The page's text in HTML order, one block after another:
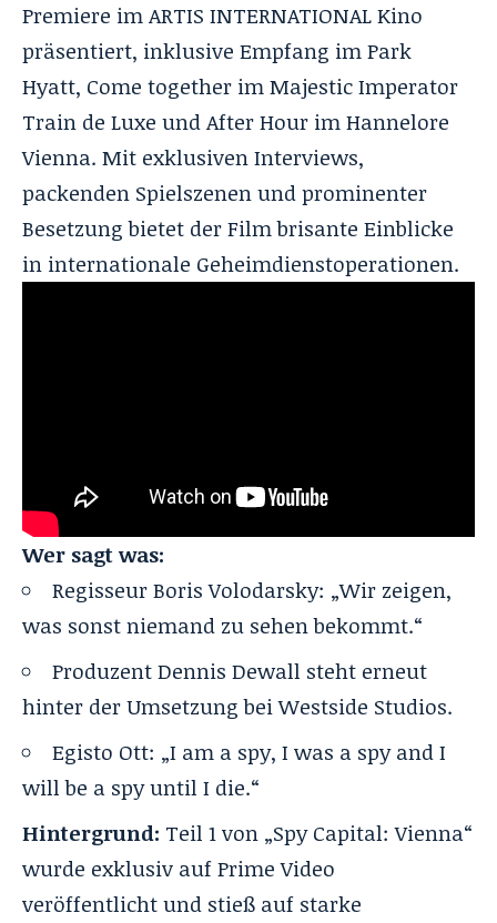
Premiere im ARTIS INTERNATIONAL Kino
präsentiert, inklusive Empfang im Park
Hyatt, Come together imMajestic Imperator
Train de Luxe und After Hour im Hannelore
Vienna. Mit exklusiven Interviews,
packenden Spielszenen und prominenter
Besetzung bietet der Film brisante Einblicke
in internationale Geheimdienstoperationen.
Wer sagt was:
Regisseur Boris Volodarsky: „Wir zeigen,
was sonst niemand zu sehen bekommt.“
Produzent Dennis Dewall steht erneut
hinter der Umsetzung bei Westside Studios.
Egisto Ott: „I am a spy, I was a spy and I
will be a spy until I die.“
Hintergrund: Teil 1 von „Spy Capital: Vienna“
wurde exklusiv aufPrime Video
veröffentlicht und stieß auf starke